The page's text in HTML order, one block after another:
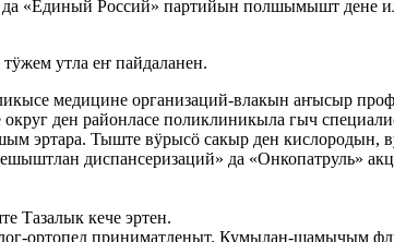
«Единый Россий» партийын полшымышт
утла еҥ пайдаланен.
медицине организаций-влакын аҥысыр
ден районласе поликлиникыла гыч
эртара. Тыште вӱрысӧ сакыр ден
диспансеризаций» да «Онкопатруль»
Тазалык кече эртен.
ортопед приниматленыт. Кумылан-шамычым